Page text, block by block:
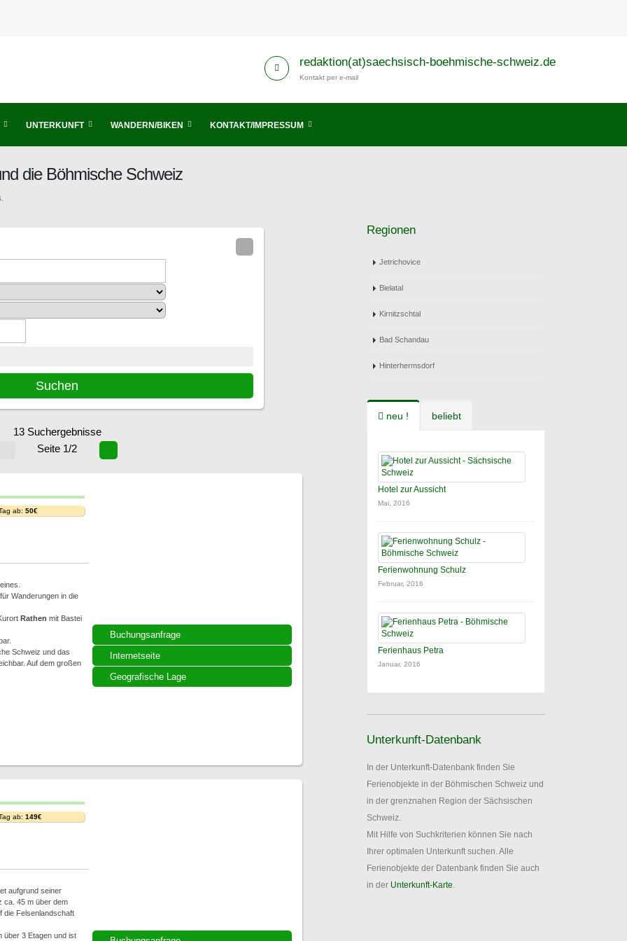
redaktion(at)saechsisch-boehmische-schweiz.de
Kontakt per e-mail
UNTERKUNFT WANDERN/BIKEN KONTAKT/IMPRESSUM
die Böhmische Schweiz
13 Suchergebnisse
Seite 1/2
Buchungsanfrage
Internetseite
Geografische Lage
ab: 50€
Wanderungen in die
Rathen mit Bastei
Schweiz und das
Auf dem großen
ab: 149€
aufgrund seiner
ca. 45 m über dem
die Felsenlandschaft
über 3 Etagen und ist
Regionen
Jetrichovice
Bielatal
Kirnitzschtal
Bad Schandau
Hinterhermsdorf
neu ! beliebt
Hotel zur Aussicht
Mai, 2016
Ferienwohnung Schulz
Februar, 2016
Ferienhaus Petra
Januar, 2016
Unterkunft-Datenbank
In der Unterkunft-Datenbank finden Sie
Ferienobjekte in der Böhmischen Schweiz und
in der grenznahen Region der Sächsischen
Schweiz.
Mit Hilfe von Suchkriterien können Sie nach
Ihrer optimalen Unterkunft suchen. Alle
Ferienobjekte der Datenbank finden Sie auch
in der Unterkunft-Karte.